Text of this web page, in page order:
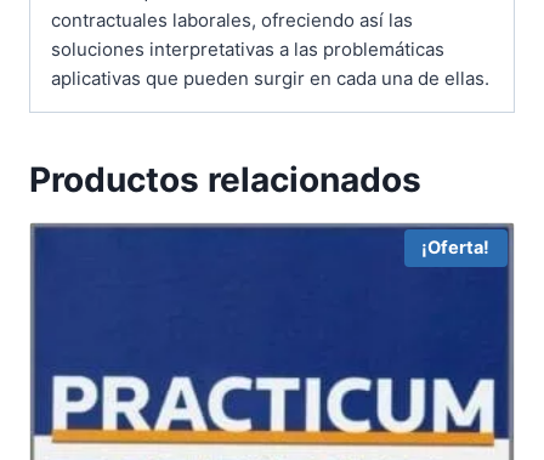
contractuales laborales, ofreciendo así las
soluciones interpretativas a las problemáticas
aplicativas que pueden surgir en cada una de ellas.
Productos relacionados
¡Oferta!